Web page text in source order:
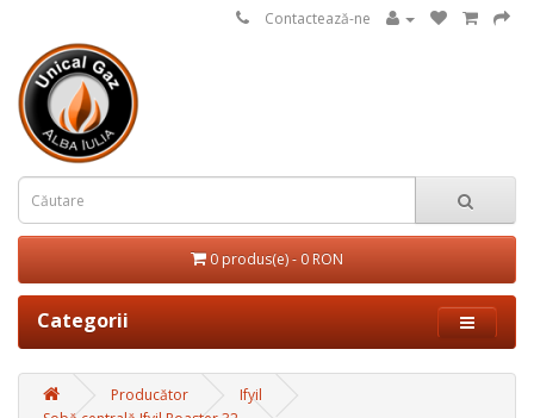
Contactează-ne
0 produs(e) - 0 RON
Categorii
Producător
Ifyil